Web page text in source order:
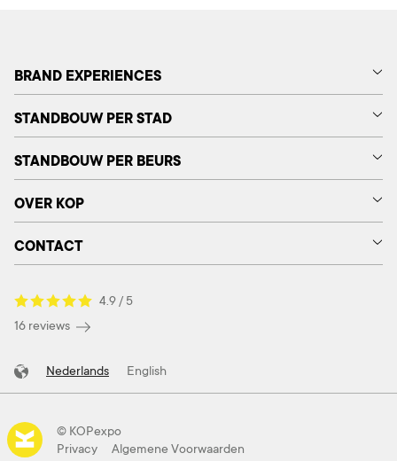
BRAND EXPERIENCES
STANDBOUW PER STAD
STANDBOUW PER BEURS
OVER KOP
CONTACT
4.9 / 5
16 reviews
Nederlands English
© KOPexpo
Privacy
Algemene Voorwaarden